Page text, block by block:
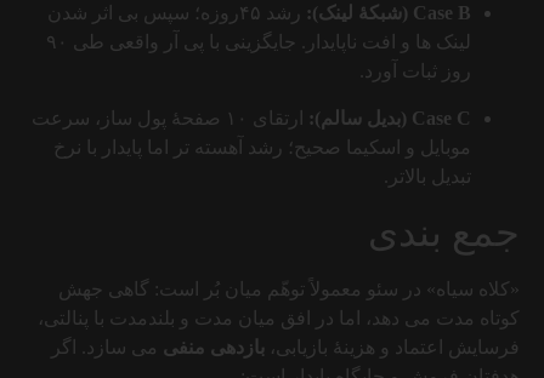
Case B (شبکهٔ لینک):
رشد ۴۵روزه؛ سپس بی اثر شدن
لینک ها و افت ناپایدار. جایگزینی با پی آر واقعی طی ۹۰
روز ثبات آورد.
Case C (بدیل سالم):
ارتقای ۱۰ صفحهٔ پول ساز، سرعت
موبایل و اسکیما صحیح؛ رشد آهسته تر اما پایدار با نرخ
تبدیل بالاتر.
جمع بندی
«کلاه سیاه» در سئو معمولاً توهّم میان بُر است: گاهی جهش
کوتاه مدت می دهد، اما در افق میان مدت و بلندمدت با پنالتی،
فرسایش اعتماد و هزینهٔ بازیابی، بازدهی منفی می سازد. اگر